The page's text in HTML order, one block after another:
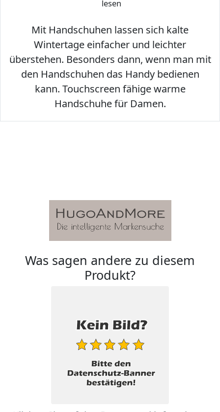
lesen
Mit Handschuhen lassen sich kalte
Wintertage einfacher und leichter
überstehen. Besonders dann, wenn man mit
den Handschuhen das Handy bedienen
kann. Touchscreen fähige warme
Handschuhe für Damen.
Was sagen andere zu diesem
Produkt?